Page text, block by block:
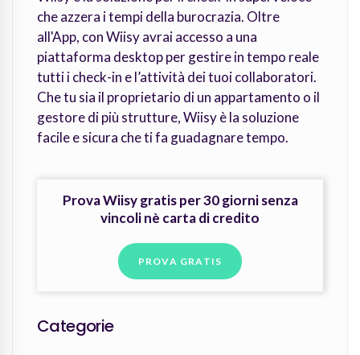
che azzera i tempi della burocrazia. Oltre
all'App, con Wiisy avrai accesso a una
piattaforma desktop per gestire in tempo reale
tutti i check-in e l’attività dei tuoi collaboratori.
Che tu sia il proprietario di un appartamento o il
gestore di più strutture, Wiisy è la soluzione
facile e sicura che ti fa guadagnare tempo.
Prova Wiisy gratis per 30 giorni senza
vincoli nè carta di credito
PROVA GRATIS
Categorie